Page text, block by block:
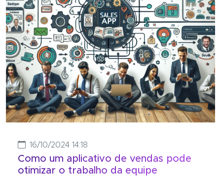
16/10/2024 14:18
Como um aplicativo de vendas pode
otimizar o trabalho da equipe